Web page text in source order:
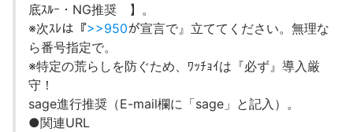
底ｽﾙｰ・NG推奨 】。
※次ｽﾚは『>>950が宣言で』立ててください。無理な
ら番号指定で。
※特定の荒らしを防ぐため、ﾜｯﾁｮｲは『必ず』導入厳
守！
sage進行推奨（E-mail欄に「sage」と記入）。
●関連URL